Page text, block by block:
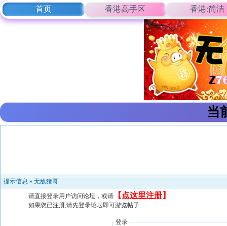
首页 香港高手区 香港:简洁
当
提示信息 » 无敌猪哥
请直接登录用户访问论坛，或请 【 点这里注册】
如果您已注册,请先登录论坛即可游览帖子
登录